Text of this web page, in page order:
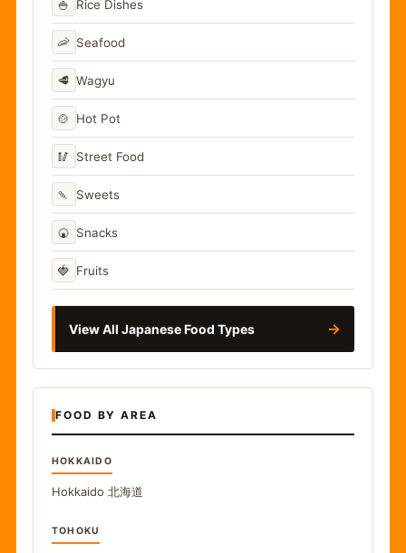
🍚 Rice Dishes
🦐 Seafood
🥩 Wagyu
🍲 Hot Pot
🥢 Street Food
🍡 Sweets
🍘 Snacks
🍓 Fruits
View All Japanese Food Types →
FOOD BY AREA
HOKKAIDO
Hokkaido 北海道
TOHOKU